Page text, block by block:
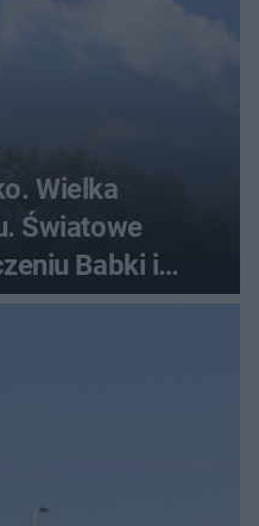
Wielka
Światowe
Babki i